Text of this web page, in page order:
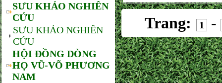
SƯU KHẢO NGHIÊN
CỨU
SƯU KHẢO NGHIÊN
CỨU
HỘI ĐỒNG DÒNG
HỌ VŨ-VÕ PHƯƠNG
NAM
Trang: 1 -